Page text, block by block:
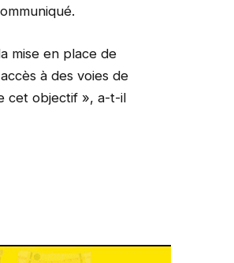
mise en place de
à des voies de
cet objectif », a-t-il